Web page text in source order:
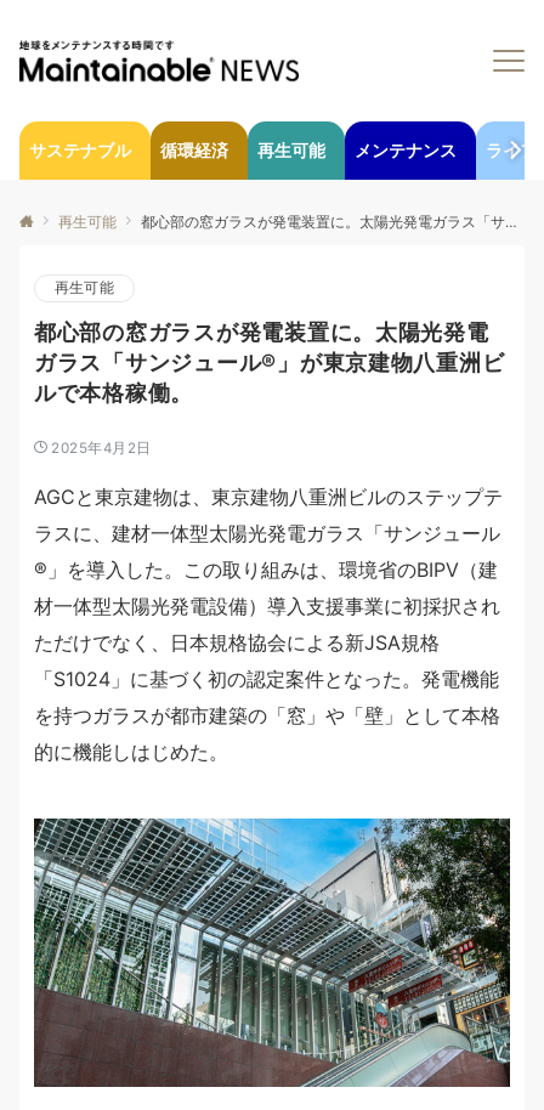
サステナブル 循環経済 再生可能 メンテナンス ライフ
再生可能 都心部の窓ガラスが発電装置に。太陽光発電ガラス「サンジュール®」が東京建物八重洲ビルで本格稼働。
再生可能
都心部の窓ガラスが発電装置に。太陽光発電
ガラス「サンジュール®」が東京建物八重洲ビ
ルで本格稼働。
2025年4月2日
AGCと東京建物は、東京建物八重洲ビルのステップテ
ラスに、建材一体型太陽光発電ガラス「サンジュール
®」を導入した。この取り組みは、環境省のBIPV（建
材一体型太陽光発電設備）導入支援事業に初採択され
ただけでなく、日本規格協会による新JSA規格
「S1024」に基づく初の認定案件となった。発電機能
を持つガラスが都市建築の「窓」や「壁」として本格
的に機能しはじめた。